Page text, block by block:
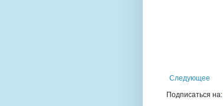
Следующее
Подписаться на: